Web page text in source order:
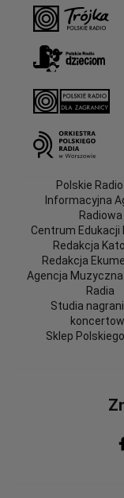
Polskie Radio
Informacyjna
Radiowa
Centrum Edukacji
Redakcja
Redakcja
Agencja
Radia
Studia
Sklep